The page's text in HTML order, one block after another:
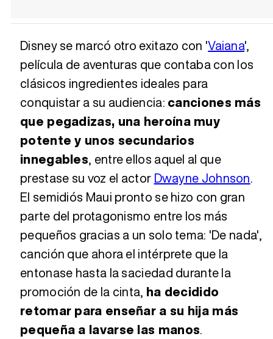
Disney se marcó otro exitazo con 'Vaiana',
película de aventuras que contaba con los
clásicos ingredientes ideales para
conquistar a su audiencia: canciones más
que pegadizas, una heroína muy
potente y unos secundarios
innegables, entre ellos aquel al que
prestase su voz el actor Dwayne Johnson.
El semidiós Maui pronto se hizo con gran
parte del protagonismo entre los más
pequeños gracias a un solo tema: 'De nada',
canción que ahora el intérprete que la
entonase hasta la saciedad durante la
promoción de la cinta, ha decidido
retomar para enseñar a su hija más
pequeña a lavarse las manos.